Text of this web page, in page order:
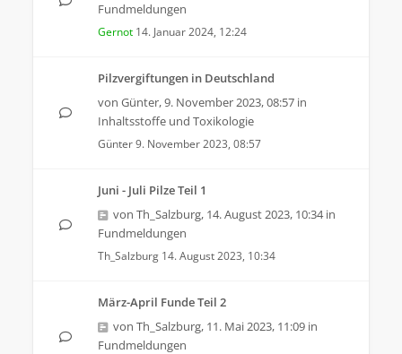
Fundmeldungen
Gernot 14. Januar 2024, 12:24
Pilzvergiftungen in Deutschland
von Günter,9. November 2023, 08:57 in
Inhaltsstoffe und Toxikologie
Günter9. November 2023, 08:57
Juni - Juli Pilze Teil 1
von Th_Salzburg, 14. August 2023, 10:34in
Fundmeldungen
Th_Salzburg 14. August 2023, 10:34
März-April Funde Teil 2
von Th_Salzburg, 11. Mai 2023, 11:09 in
Fundmeldungen